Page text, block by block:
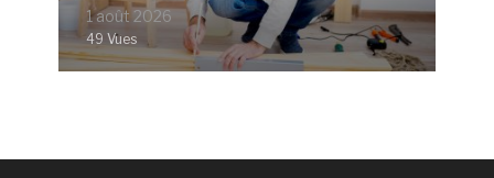
1 août 2026
49 Vues